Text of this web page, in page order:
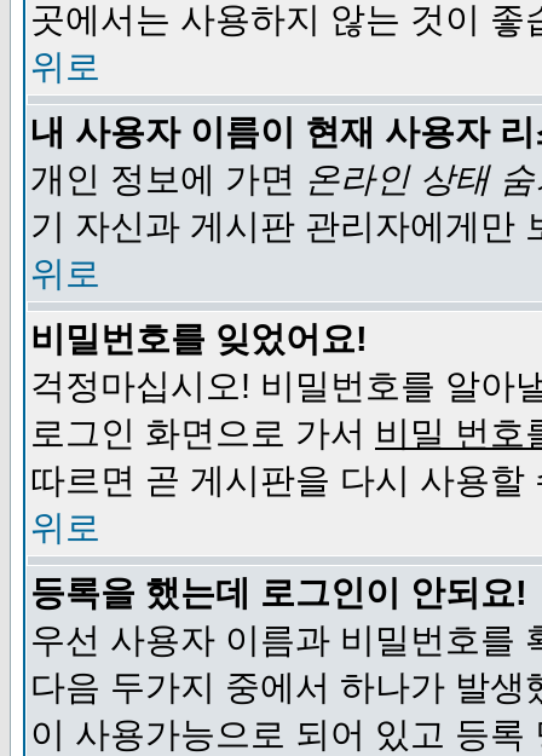
곳에서는 사용하지 않는 것이 좋
위로
내 사용자 이름이 현재 사용자
개인 정보에 가면 온라인 상태
기 자신과 게시판 관리자에게만
위로
비밀번호를 잊었어요!
걱정마십시오! 비밀번호를 알아
로그인 화면으로 가서 비밀 번호
따르면 곧 게시판을 다시 사용할
위로
등록을 했는데 로그인이 안되요!
우선 사용자 이름과 비밀번호를
다음 두가지 중에서 하나가 발
이 사용가능으로 되어 있고 등